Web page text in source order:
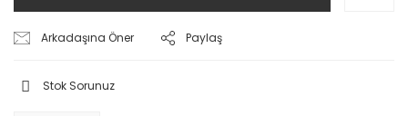
Arkadaşına Öner Paylaş
Stok Sorunuz